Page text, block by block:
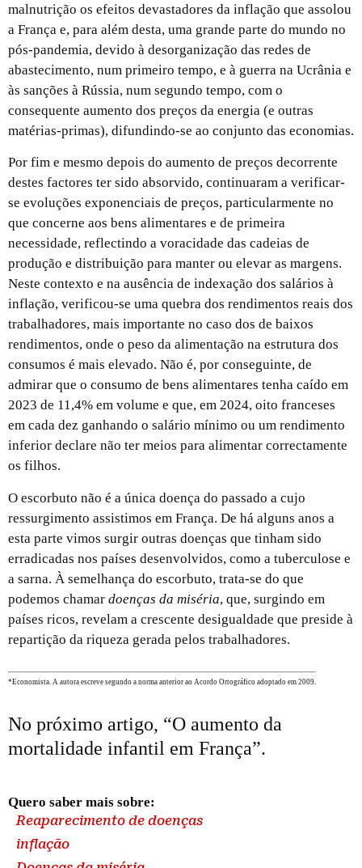
malnutrição os efeitos devastadores da inflação que assolou
a França e, para além desta, uma grande parte do mundo no
pós-pandemia, devido à desorganização das redes de
abastecimento, num primeiro tempo, e à guerra na Ucrânia e
às sanções à Rússia, num segundo tempo, com o
consequente aumento dos preços da energia (e outras
matérias-primas), difundindo-se ao conjunto das economias.
Por fim e mesmo depois do aumento de preços decorrente
destes factores ter sido absorvido, continuaram a verificar-
se evoluções exponenciais de preços, particularmente no
que concerne aos bens alimentares e de primeira
necessidade, reflectindo a voracidade das cadeias de
produção e distribuição para manter ou elevar as margens.
Neste contexto e na ausência de indexação dos salários à
inflação, verificou-se uma quebra dos rendimentos reais dos
trabalhadores, mais importante no caso dos de baixos
rendimentos, onde o peso da alimentação na estrutura dos
consumos é mais elevado. Não é, por conseguinte, de
admirar que o consumo de bens alimentares tenha caído em
2023 de 11,4% em volume e que, em 2024, oito franceses
em cada dez ganhando o salário mínimo ou um rendimento
inferior declare não ter meios para alimentar correctamente
os filhos.
O escorbuto não é a única doença do passado a cujo
ressurgimento assistimos em França. De há alguns anos a
esta parte vimos surgir outras doenças que tinham sido
erradicadas nos países desenvolvidos, como a tuberculose e
a sarna. À semelhança do escorbuto, trata-se do que
podemos chamar doenças da miséria, que, surgindo em
países ricos, revelam a crescente desigualdade que preside à
repartição da riqueza gerada pelos trabalhadores.
*Economista. A autora escreve segundo a norma anterior ao Acordo Ortográfico adoptado em 2009.
No próximo artigo, “O aumento da
mortalidade infantil em França”.
Quero saber mais sobre:
Reaparecimento de doenças
inflação